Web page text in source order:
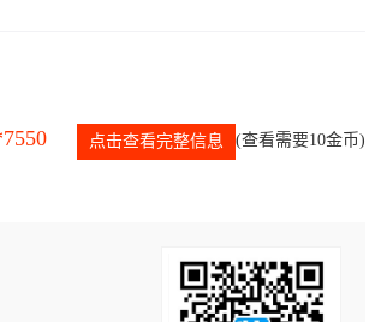
点击查看完整信息 (查看需要10金币)